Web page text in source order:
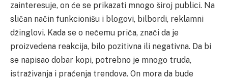
zainteresuje, on će se prikazati mnogo široj publici. Na
sličan način funkcionišu i blogovi, bilbordi, reklamni
džinglovi. Kada se o nečemu priča, znači da je
proizvedena reakcija, bilo pozitivna ili negativna. Da bi
se napisao dobar kopi, potrebno je mnogo truda,
istraživanja i praćenja trendova. On mora da bude